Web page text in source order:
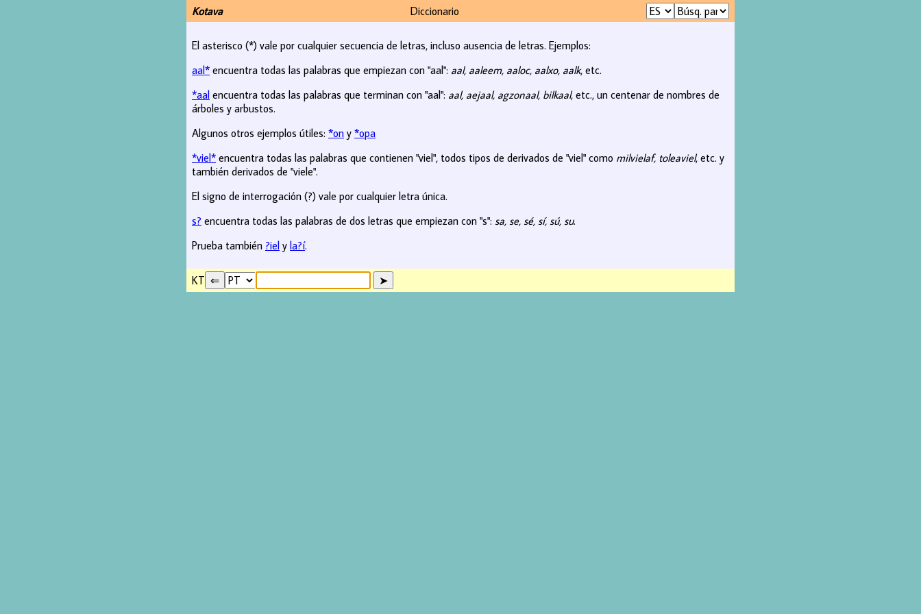
Kotava Diccionario
El asterisco (*) vale por cualquier secuencia de letras, incluso ausencia de letras. Ejemplos:
aal* encuentra todas las palabras que empiezan con "aal": aal, aaleem, aaloc, aalxo, aalk, etc.
*aal encuentra todas las palabras que terminan con "aal": aal, aejaal, agzonaal, bilkaal, etc., un centenar de nombres de
árboles y arbustos.
Algunos otros ejemplos útiles: *on y *opa
*viel* encuentra todas las palabras que contienen "viel", todos tipos de derivados de "viel" como milvielaf, toleaviel, etc. y
también derivados de "viele".
El signo de interrogación (?) vale por cualquier letra única.
s? encuentra todas las palabras de dos letras que empiezan con "s": sa, se, sé, sí, sú, su.
Prueba también ?iel y la?í.
KT